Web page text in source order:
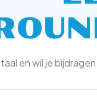
en wil je